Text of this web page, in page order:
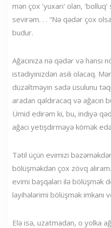
mən çox 'yuxarı' olan, 'bolluq'
sevirəm. . . “Nə qədər çox
budur.
Ağacınıza nə qədər və hansı
istədiyinizdən asılı olacaq.
düzəltməyin sadə üsulunu
aradan qaldıracaq və ağacın
Ümid edirəm ki, bu, indiyə
ağacı yetişdirməyə kömək
Tətil üçün evimizi
bölüşməkdən çox zövq
evimi başqaları ilə bölüşmək
layihələrimi bölüşmək imkanı
Elə isə, uzatmadan, o yolka